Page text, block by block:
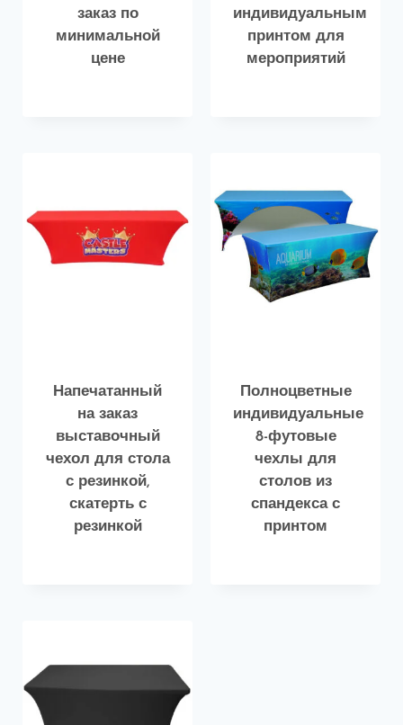
заказ по
минимальной
цене
индивидуальным
принтом для
мероприятий
Напечатанный
на заказ
выставочный
чехол для стола
с резинкой,
скатерть с
резинкой
Полноцветные
индивидуальные
8-футовые
чехлы для
столов из
спандекса с
принтом